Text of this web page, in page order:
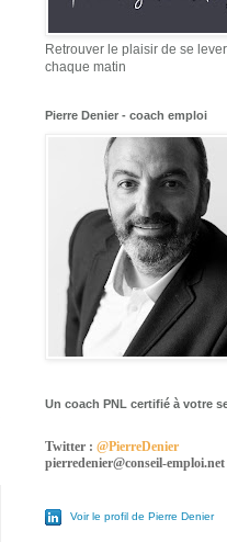
Retrouver le plaisir de se lever
chaque matin
Pierre Denier - coach emploi
Un coach PNL certifié à votre
Twitter : @PierreDenier
pierredenier@conseil-emploi.net
Voir le profil de Pierre Denier